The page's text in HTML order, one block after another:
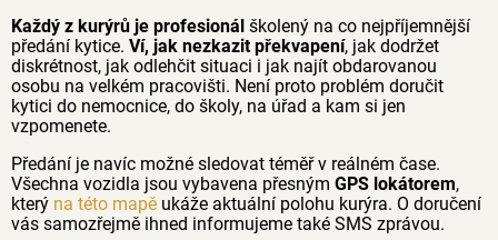
Každý z kurýrů je profesionál školený na co nejpříjemnější
předání kytice. Ví, jak nezkazit překvapení, jak dodržet
diskrétnost, jak odlehčit situaci i jak najít obdarovanou
osobu na velkém pracovišti. Není proto problém doručit
kytici do nemocnice, do školy, na úřad a kam si jen
vzpomenete.
Předání je navíc možné sledovat téměř v reálném čase.
Všechna vozidla jsou vybavena přesným GPS lokátorem,
který na této mapě ukáže aktuální polohu kurýra. O doručení
vás samozřejmě ihned informujeme také SMS zprávou.